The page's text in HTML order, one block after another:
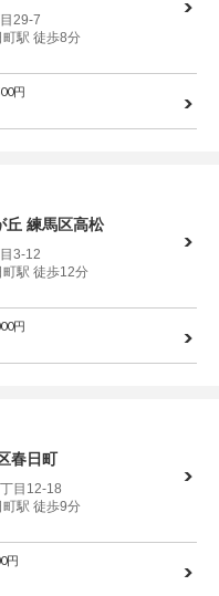
29-7
駅 徒歩8分
円
丘 練馬区高松
3-12
駅 徒歩12分
円
春日町
目12-18
駅 徒歩9分
円